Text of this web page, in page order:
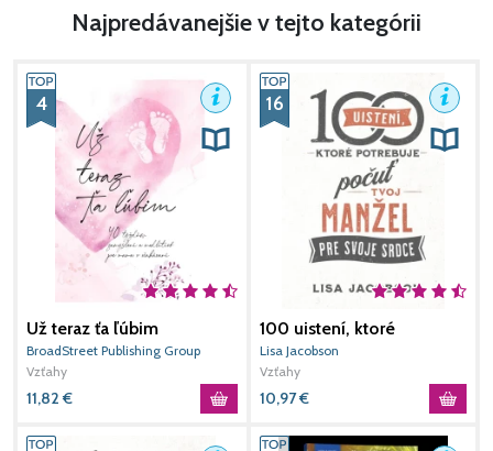
Najpredávanejšie v tejto kategórii
4
Už teraz ťa ľúbim
BroadStreet Publishing Group
Vzťahy
11,82 €
16
100 uistení, ktoré
potrebuje počuť tvoj
manžel
Lisa Jacobson
Vzťahy
10,97€